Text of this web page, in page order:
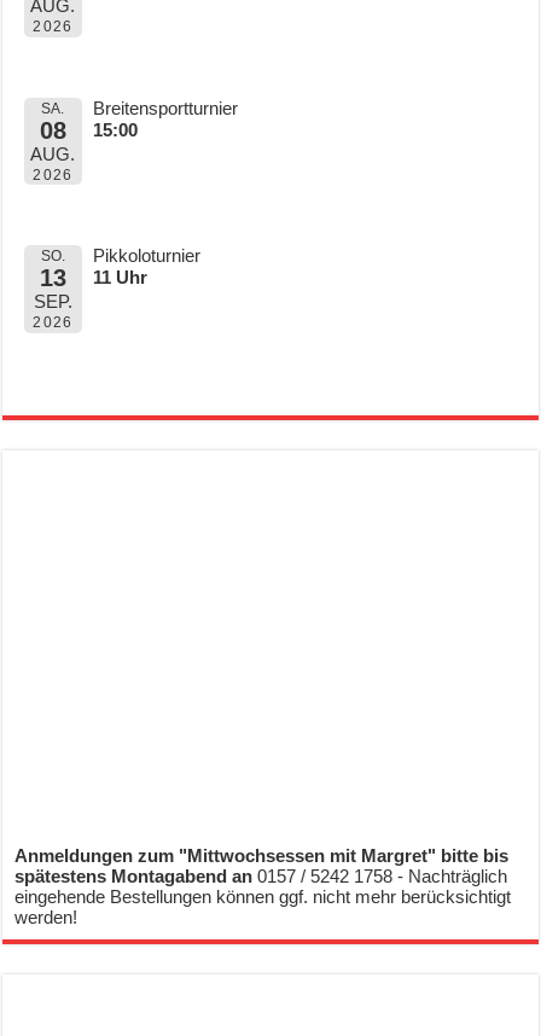
AUG.
2026
SA.
08
AUG.
2026
Breitensportturnier
15:00
SO.
13
SEP.
2026
Pikkoloturnier
11 Uhr
Anmeldungen zum "Mittwochsessen mit Margret" bitte bis
spätestens Montagabend an0157 / 5242 1758 - Nachträglich
eingehende Bestellungen können ggf. nicht mehr berücksichtigt
werden!